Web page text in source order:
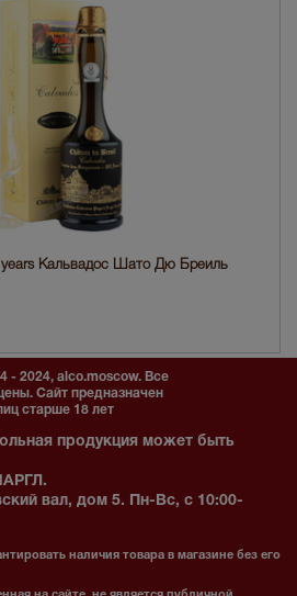
years Кальвадос Шато Дю Бреиль
- 2024, alco.moscow. Все
Сайт предназначен
старше 18 лет
продукция может быть
вал, дом 5. Пн-Вс, с 10:00-
наличия товара в магазине без его